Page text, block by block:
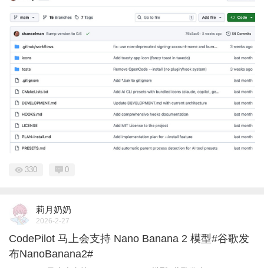
330 0
莉月奶奶
2026-2-27
CodePilot 马上会支持 Nano Banana 2 模型#谷歌发
布NanoBanana2# ​​​